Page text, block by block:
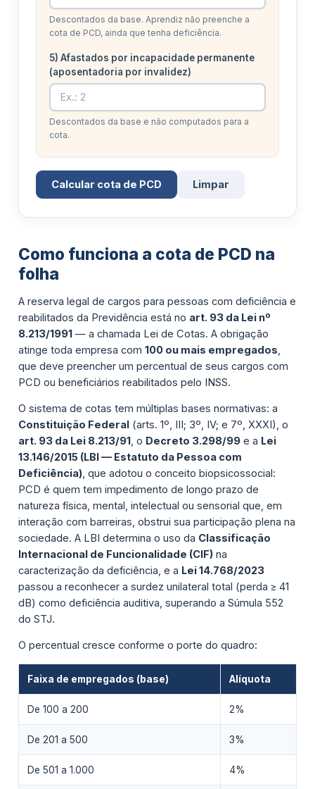
Descontados da base. Aprendiz não preenche a
cota de PCD, ainda que tenha deficiência.
5) Afastados por incapacidade permanente
(aposentadoria por invalidez)
Descontados da base e não computados para a
cota.
Calcular cota de PCD Limpar
Como funciona a cota de PCD na
folha
A reserva legal de cargos para pessoas com deficiência e
reabilitados da Previdência está no art. 93 da Lei nº
8.213/1991 — a chamada Lei de Cotas. A obrigação
atinge toda empresa com 100 ou mais empregados,
que deve preencher um percentual de seus cargos com
PCD ou beneficiários reabilitados pelo INSS.
O sistema de cotas tem múltiplas bases normativas: a
Constituição Federal (arts. 1º, III; 3º, IV; e 7º, XXXI), o
art. 93 da Lei 8.213/91, o Decreto 3.298/99 e a Lei
13.146/2015 (LBI — Estatuto da Pessoa com
Deficiência), que adotou o conceito biopsicossocial:
PCD é quem tem impedimento de longo prazo de
natureza física, mental, intelectual ou sensorial que, em
interação com barreiras, obstrui sua participação plena na
sociedade. A LBI determina o uso da Classificação
Internacional de Funcionalidade (CIF) na
caracterização da deficiência, e a Lei 14.768/2023
passou a reconhecer a surdez unilateral total (perda ≥ 41
dB) como deficiência auditiva, superando a Súmula 552
do STJ.
O percentual cresce conforme o porte do quadro:
Faixa de empregados (base) Alíquota
De 100 a 200 2%
De 201 a 500 3%
De 501 a 1.000 4%